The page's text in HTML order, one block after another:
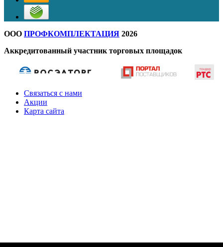
ООО ПРОФКОМПЛЕКТАЦИЯ 2026
Аккредитованный участник торговых площадок
Связаться с нами
Акции
Карта сайта